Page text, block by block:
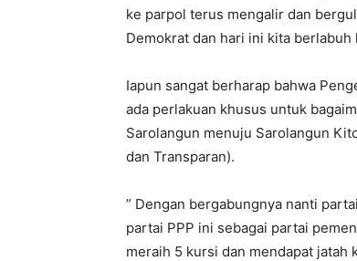
ke parpol terus mengalir dan
Demokrat dan hari ini kita berlabuh
Iapun sangat berharap bahwa
ada perlakuan khusus untuk
Sarolangun menuju Sarolangun
dan Transparan).
” Dengan bergabungnya nanti
partai PPP ini sebagai partai
meraih 5 kursi dan mendapat jatah